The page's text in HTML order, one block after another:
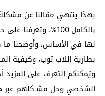
بهذا ينتهي مقالنا عن
بالكامل 100%،
لها في الأساس، وأوضحنا
بطارية اللاب توب، وكيفية
ويُمكنكم التعرف على المزيد
الشخصي وحل مشاكلهم عبر